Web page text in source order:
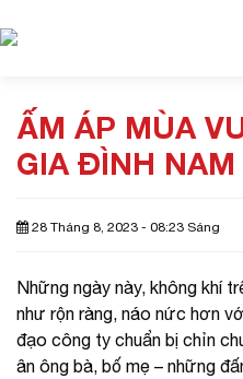
ẤM ÁP MÙA
GIA ĐÌNH
28 Tháng 8, 2023 - 08:23 Sáng
Những ngày này, không khí
như rộn ràng, náo nức hơn
đạo công ty chuẩn bị chỉn
ân ông bà, bố mẹ – những